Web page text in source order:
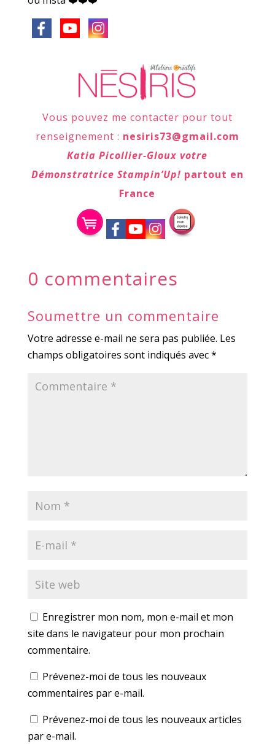
Vous pouvez me contacter pour tout
renseignement : nesiris73@gmail.com
Katia Picollier-Gloux votre
Démonstratrice Stampin’Up! partout en
France
0 commentaires
Soumettre un commentaire
Votre adresse e-mail ne sera pas publiée. Les
champs obligatoires sont indiqués avec*
Enregistrer mon nom, mon e-mail et mon
site dans le navigateur pour mon prochain
commentaire.
Prévenez-moi de tous les nouveaux
commentaires par e-mail.
Prévenez-moi de tous les nouveaux articles
par e-mail.